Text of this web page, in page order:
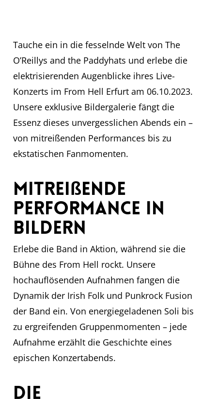
Tauche ein in die fesselnde Welt von The
O’Reillys and the Paddyhats und erlebe die
elektrisierenden Augenblicke ihres Live-
Konzerts im From Hell Erfurt am 06.10.2023.
Unsere exklusive Bildergalerie fängt die
Essenz dieses unvergesslichen Abends ein –
von mitreißenden Performances bis zu
ekstatischen Fanmomenten.
Mitreißende
Performance in
Bildern
Erlebe die Band in Aktion, während sie die
Bühne des From Hell rockt. Unsere
hochauflösenden Aufnahmen fangen die
Dynamik der Irish Folk und Punkrock Fusion
der Band ein. Von energiegeladenen Soli bis
zu ergreifenden Gruppenmomenten – jede
Aufnahme erzählt die Geschichte eines
epischen Konzertabends.
Die